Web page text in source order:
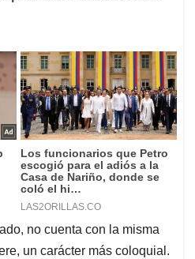
no cuenta con la misma
un carácter más coloquial.